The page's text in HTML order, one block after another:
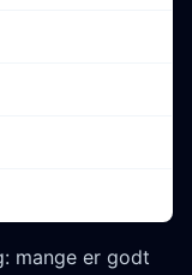
mange er godt